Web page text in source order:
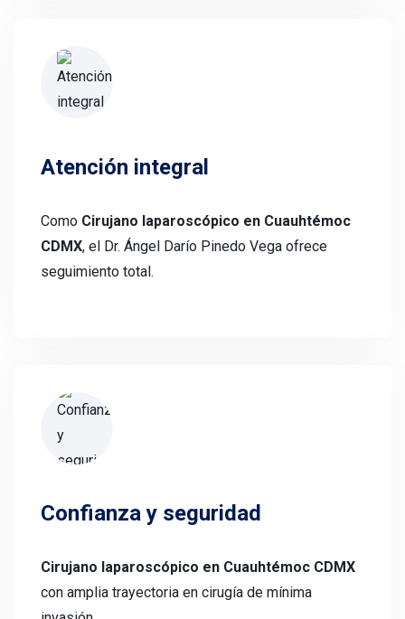
Atención integral
Como Cirujano laparoscópico en Cuauhtémoc
CDMX, el Dr. Ángel Darío Pinedo Vega ofrece
seguimiento total.
Confianza y seguridad
Cirujano laparoscópico en Cuauhtémoc CDMX
con amplia trayectoria en cirugía de mínima